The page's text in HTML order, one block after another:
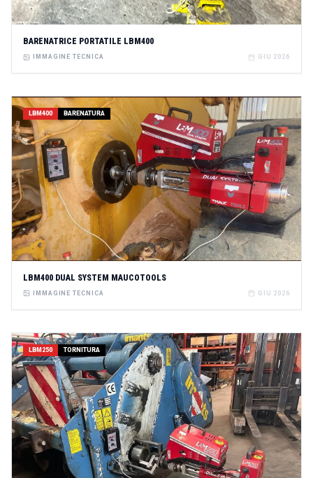
BARENATRICE PORTATILE LBM400
IMMAGINE TECNICA GIU 2026
LBM400 BARENATURA
LBM400 DUAL SYSTEM MAUCOTOOLS
IMMAGINE TECNICA GIU 2026
LBM250 TORNITURA